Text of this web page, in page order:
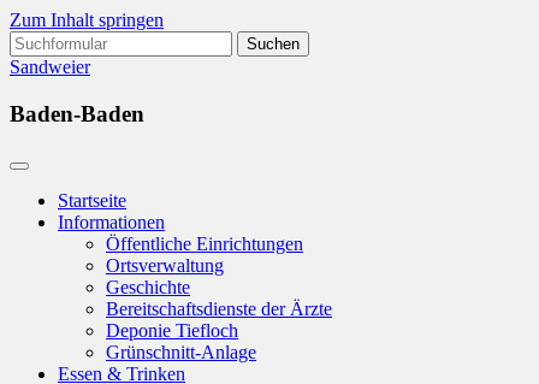
Zum Inhalt springen
Suchen
nach:
Sandweier
Baden-Baden
Startseite
Informationen
Öffentliche Einrichtungen
Ortsverwaltung
Geschichte
Bereitschaftsdienste der Ärzte
Deponie Tiefloch
Grünschnitt-Anlage
Essen & Trinken